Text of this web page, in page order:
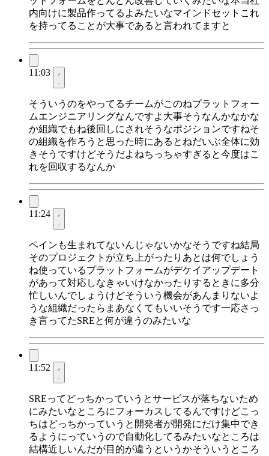
内向けに製品作ってるよみたいなマインドセットこれ
を持ってることが大事であると言われてますと
11:03
そういうのをやってるチームがこのねプラットフォー
ムエンジニアリングなんですよ大事そうなんかなかな
か組織でもね後回しにされそうなポジションですねそ
の組織を作ろうと思った時にあるとねだいぶ全体に効
きそうですけどそうだよねちっちゃすぎると今度はこ
れを回収するなんか
11:24
ペインも生まれてないんじゃないかなそうですね結局
そのプロジェクトが立ち上がったりあとは何でしょう
ね使っているプラットフォームがデケイアップデート
があって対応しなきゃいけなかったりするときに多分
忙しいんでしょうけどそういう機会があんまりないよ
うな組織だったらまあなくてもいいそうです一応さっ
き言ってたSREと何が違うのみたいな
11:52
SREってどっちかっていうとサービスが落ちないため
にみたいなところにフォーカスしてるんですけどこっ
ちはどっちかっていうと開発者が開発にだけ集中でき
るようにっていうので自動化してるみたいなところは
結構近しいんだが目的が違うというかそういうところ